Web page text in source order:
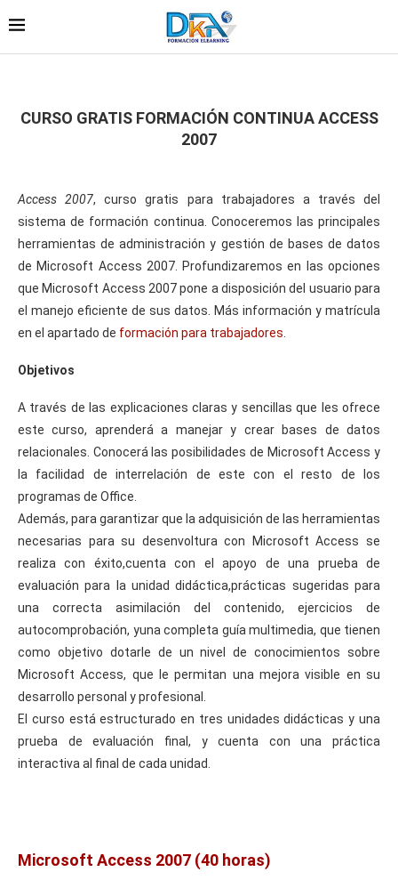
CURSO GRATIS FORMACIÓN CONTINUA ACCESS
2007
Access 2007, curso gratis para trabajadores a través del
sistema de formación continua. Conoceremos las principales
herramientas de administración y gestión de bases de datos
de Microsoft Access 2007. Profundizaremos en las opciones
que Microsoft Access 2007 pone a disposición del usuario para
el manejo eficiente de sus datos. Más información y matrícula
en el apartado de formación para trabajadores
Objetivos
A través de las explicaciones claras y sencillas que les ofrece
este curso, aprenderá a manejar y crear bases de datos
relacionales. Conocerá las posibilidades de Microsoft Access y
la facilidad de interrelación de este con el resto de los
programas de Office.
Además, para garantizar que la adquisición de las herramientas
necesarias para su desenvoltura con Microsoft Access se
realiza con éxito,cuenta con el apoyo de una prueba de
evaluación para la unidad didáctica,prácticas sugeridas para
una correcta asimilación del contenido, ejercicios de
autocomprobación, yuna completa guía multimedia, que tienen
como objetivo dotarle de un nivel de conocimientos sobre
Microsoft Access, que le permitan una mejora visible en su
desarrollo personal y profesional.
El curso está estructurado en tres unidades didácticas y una
prueba de evaluación final, y cuenta con una práctica
interactiva al final de cada unidad.
Microsoft Access 2007 (40 horas)